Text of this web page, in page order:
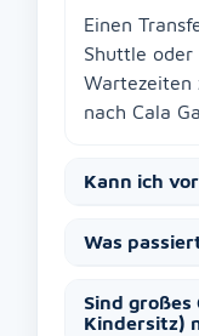
Einen
Shuttle
Wartezeiten
nach Cala
Kann ich
Was
Sind großes
Kindersitz)